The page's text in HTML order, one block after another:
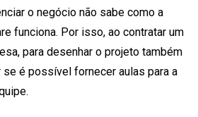
o negócio não sabe como a
funciona. Por isso, ao contratar um
para desenhar o projeto também
é possível fornecer aulas para a